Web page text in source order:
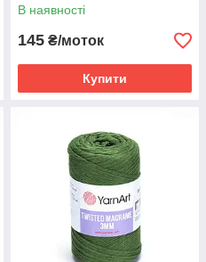
В наявності
145 ₴/моток
Купити